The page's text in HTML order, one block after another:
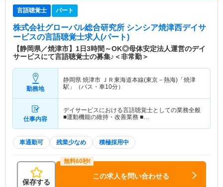
言語聴覚士 パート
株式会社グローバル総合研究所 シンシア焼津西デイサ
ービスの言語聴覚士求人(パート)
【静岡県／焼津市】1日3時間～OK◎母体安定法人運営のデイ
サービスにて言語聴覚士の募集♪＜非常勤＞
勤務地
静岡県 焼津市 ＪＲ東海道本線(東京－熱海)「焼津
駅」（バス・車10分）
仕事内容
デイサービスにおける言語聴覚士としての業務全般
■運動機能の維持・改善業務 ■…
車通勤可 残業少なめ 積極採用中
保存する
この求人を問い合わせる